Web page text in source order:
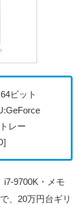
ビット
レー
i7-9700K・メモ
、20万円台ギリ